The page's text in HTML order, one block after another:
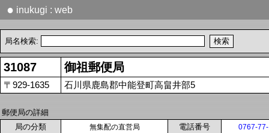
● inukugi : web
局名検索:
31087 御祖郵便局
〒929-1635 石川県鹿島郡中能登町高畠井部5
郵便局の詳細
局の分類
無集配の直営局 電話番号 0767-